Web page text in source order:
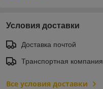
Условия доставки
Доставка почтой
Транспортная компания
Все условия доставки